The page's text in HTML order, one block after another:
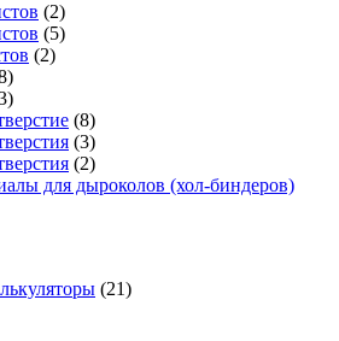
(2)
(5)
(2)
(8)
(3)
(2)
для дыроколов (хол-биндеров)
(21)